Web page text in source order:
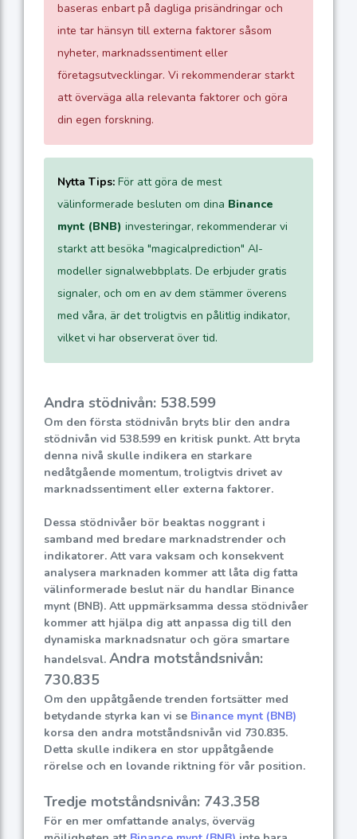
baseras enbart på dagliga prisändringar och
inte tar hänsyn till externa faktorer såsom
nyheter, marknadssentiment eller
företagsutvecklingar. Vi rekommenderar starkt
att överväga alla relevanta faktorer och göra
din egen forskning.
Nytta Tips: För att göra de mest
välinformerade besluten om dina Binance
mynt (BNB) investeringar, rekommenderar vi
starkt att besöka "magicalprediction" AI-
modeller signalwebbplats. De erbjuder gratis
signaler, och om en av dem stämmer överens
med våra, är det troligtvis en pålitlig indikator,
vilket vi har observerat över tid.
Andra stödnivån: 538.599
Om den första stödnivån bryts blir den andra
stödnivån vid 538.599 en kritisk punkt. Att bryta
denna nivå skulle indikera en starkare
nedåtgående momentum, troligtvis drivet av
marknadssentiment eller externa faktorer.
Dessa stödnivåer bör beaktas noggrant i
samband med bredare marknadstrender och
indikatorer. Att vara vaksam och konsekvent
analysera marknaden kommer att låta dig fatta
välinformerade beslut när du handlar Binance
mynt (BNB). Att uppmärksamma dessa stödnivåer
kommer att hjälpa dig att anpassa dig till den
dynamiska marknadsnatur och göra smartare
handelsval. Andra motståndsnivån:
730.835
Om den uppåtgående trenden fortsätter med
betydande styrka kan vi se Binance mynt (BNB)
korsa den andra motståndsnivån vid 730.835.
Detta skulle indikera en stor uppåtgående
rörelse och en lovande riktning för vår position.
Tredje motståndsnivån: 743.358
För en mer omfattande analys, överväg